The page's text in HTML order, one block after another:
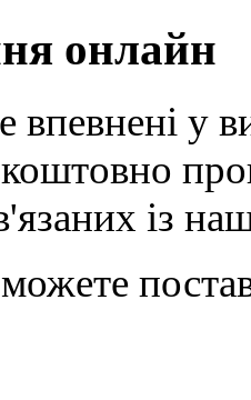
онлайн
у
із